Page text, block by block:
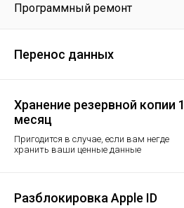
Программный ремонт
Перенос данных
Хранение резервной копии 1
месяц
Пригодится в случае, если вам негде
хранить ваши ценные данные
Разблокировка Apple ID